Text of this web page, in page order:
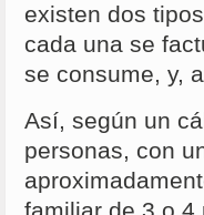
existen dos
cada una se
se consume, y,
Así, según un
personas, con